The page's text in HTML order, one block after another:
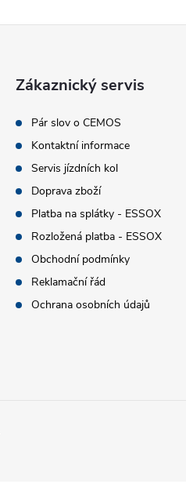
Zákaznický servis
Pár slov o CEMOS
Kontaktní informace
Servis jízdních kol
Doprava zboží
Platba na splátky - ESSOX
Rozložená platba - ESSOX
Obchodní podmínky
Reklamační řád
Ochrana osobních údajů